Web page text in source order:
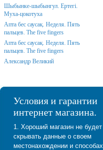
Шыбынке-шыбынгул. Ертегі.
Муха-цокотуха
Апта бес саусақ. Неделя. Пять
пальцев. The five fingers
Апта бес саусақ. Неделя. Пять
пальцев. The five fingers
Александр Великий
Условия и гарантии
интернет магазина.
1. Хороший магазин не будет
скрывать данные о своем
местонахождении и способах